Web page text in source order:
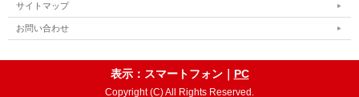
サイトマップ
お問い合わせ
表示：スマートフォン｜ PC
Copyright (C) All Rights Reserved.